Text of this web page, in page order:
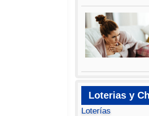
Loterias y
Loterías